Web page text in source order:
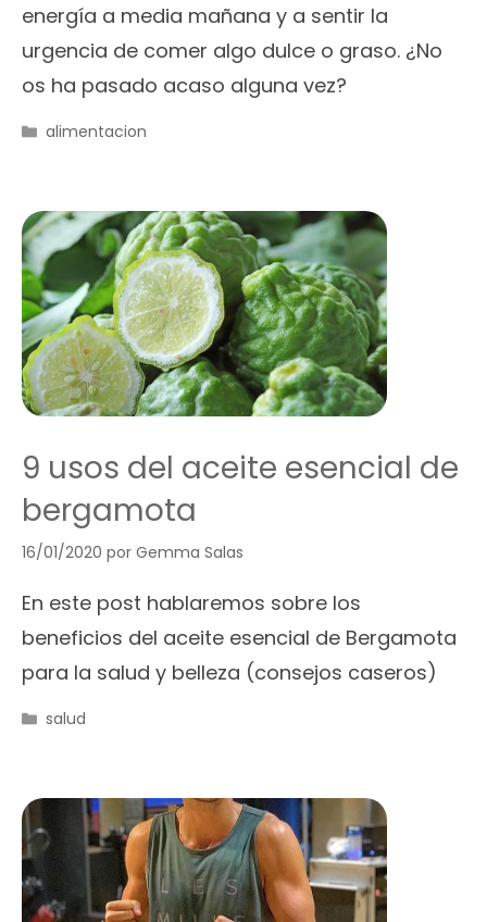
energía a media mañana y a sentir la
urgencia de comer algo dulce o graso. ¿No
os ha pasado acaso alguna vez?
Categorías
alimentacion
9 usos del aceite esencial de
bergamota
16/01/2020 por Gemma Salas
En este post hablaremos sobre los
beneficios del aceite esencial de Bergamota
para la salud y belleza (consejos caseros)
Categorías
salud